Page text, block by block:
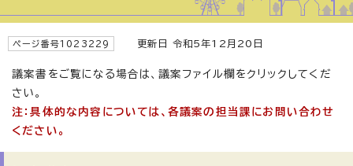
ページ番号1023229 更新日 令和5年12月20日
議案書をご覧になる場合は、議案ファイル欄をクリックしてくだ
さい。
注：具体的な内容については、各議案の担当課にお問い合わせ
ください。